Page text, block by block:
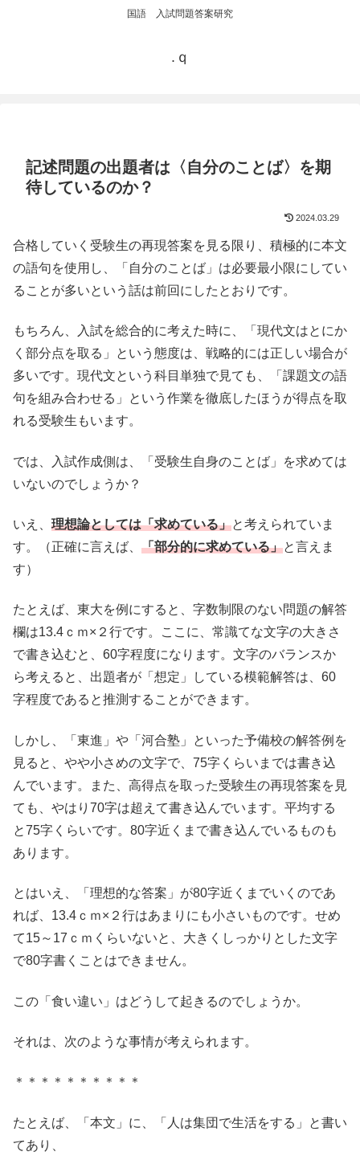
国語 入試問題答案研究
.ｑ
記述問題の出題者は〈自分のことば〉を期
待しているのか？
2024.03.29
合格していく受験生の再現答案を見る限り、積極的に本文
の語句を使用し、「自分のことば」は必要最小限にしてい
ることが多いという話は前回にしたとおりです。
もちろん、入試を総合的に考えた時に、「現代文はとにか
く部分点を取る」という態度は、戦略的には正しい場合が
多いです。現代文という科目単独で見ても、「課題文の語
句を組み合わせる」という作業を徹底したほうが得点を取
れる受験生もいます。
では、入試作成側は、「受験生自身のことば」を求めては
いないのでしょうか？
いえ、 理想論としては「求めている」と考えられていま
す。（正確に言えば、 「部分的に求めている」と言えま
す）
たとえば、東大を例にすると、字数制限のない問題の解答
欄は13.4ｃｍ×２行です。ここに、常識てな文字の大きさ
で書き込むと、60字程度になります。文字のバランスか
ら考えると、出題者が「想定」している模範解答は、60
字程度であると推測することができます。
しかし、「東進」や「河合塾」といった予備校の解答例を
見ると、やや小さめの文字で、75字くらいまでは書き込
んでいます。また、高得点を取った受験生の再現答案を見
ても、やはり70字は超えて書き込んでいます。平均する
と75字くらいです。80字近くまで書き込んでいるものも
あります。
とはいえ、「理想的な答案」が80字近くまでいくのであ
れば、13.4ｃｍ×２行はあまりにも小さいものです。せめ
て15～17ｃｍくらいないと、大きくしっかりとした文字
で80字書くことはできません。
この「食い違い」はどうして起きるのでしょうか。
それは、次のような事情が考えられます。
＊＊＊＊＊＊＊＊＊＊
たとえば、「本文」に、「人は集団で生活をする」と書い
てあり、